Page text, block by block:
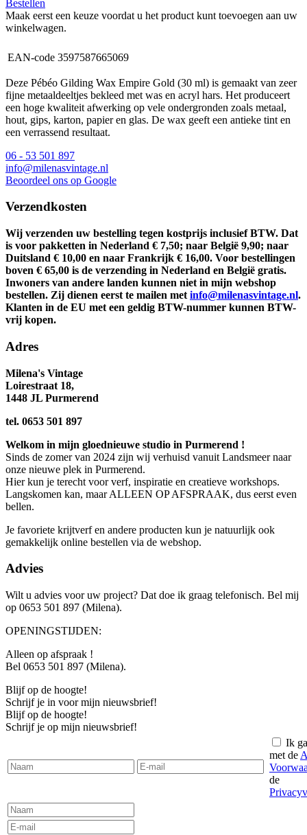
Bestellen
Maak eerst een keuze voordat u het product kunt toevoegen aan uw
winkelwagen.
EAN-code 3597587665069
Deze Pébéo Gilding Wax Empire Gold (30 ml) is gemaakt van zeer
fijne metaaldeeltjes bekleed met was en acryl hars. Het produceert
een hoge kwaliteit afwerking op vele ondergronden zoals metaal,
hout, gips, karton, papier en glas. De wax geeft een antieke tint en
een verrassend resultaat.
06 - 53 501 897
info@milenasvintage.nl
Beoordeel ons op Google
Verzendkosten
Wij verzenden uw bestelling tegen kostprijs inclusief BTW. Dat
is voor pakketten in Nederland € 7,50; naar België 9,90; naar
Duitsland € 10,00 en naar Frankrijk € 16,00. Voor bestellingen
boven € 65,00 is de verzending in Nederland en België gratis.
Inwoners van andere landen kunnen niet in mijn webshop
bestellen. Zij dienen eerst te mailen met info@milenasvintage.nl.
Klanten in de EU met een geldig BTW-nummer kunnen BTW-
vrij kopen.
Adres
Milena's Vintage
Loirestraat 18,
1448 JL Purmerend
tel. 0653 501 897
Welkom in mijn gloednieuwe studio in Purmerend !
Sinds de zomer van 2024 zijn wij verhuisd vanuit Landsmeer naar
onze nieuwe plek in Purmerend.
Hier kun je terecht voor verf, inspiratie en creatieve workshops.
Langskomen kan, maar ALLEEN OP AFSPRAAK, dus eerst even
bellen.
Je favoriete krijtverf en andere producten kun je natuurlijk ook
gemakkelijk online bestellen via de webshop.
Advies
Wilt u advies voor uw project? Dat doe ik graag telefonisch. Bel mij
op 0653 501 897 (Milena).
OPENINGSTIJDEN:
Alleen op afspraak !
Bel 0653 501 897 (Milena).
Blijf op de hoogte!
Schrijf je in voor mijn nieuwsbrief!
Blijf op de hoogte!
Schrijf je op mijn nieuwsbrief!
Ik
met de
de